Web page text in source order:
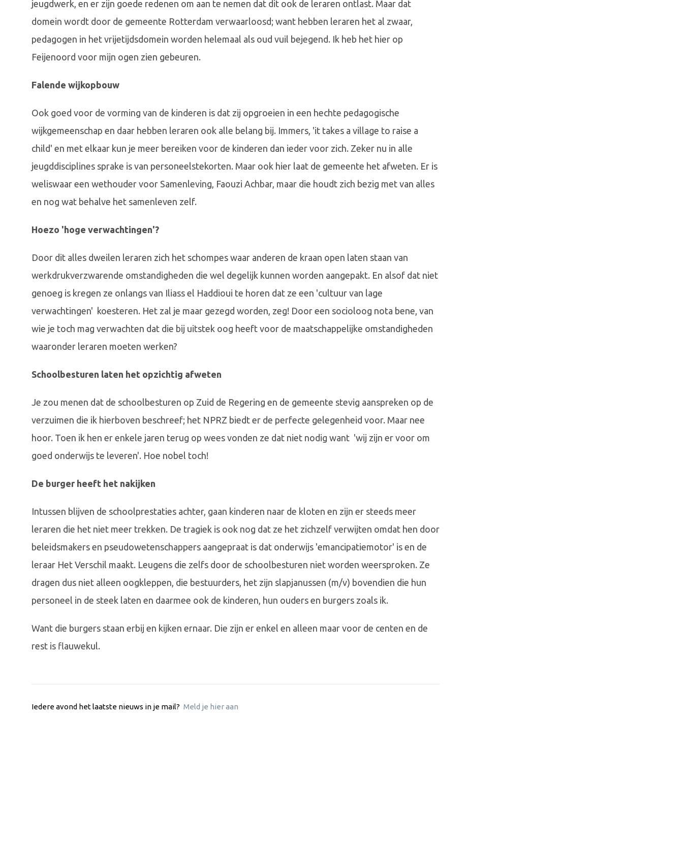
jeugdwerk, en er zijn goede redenen om aan te nemen dat dit ook de leraren ontlast. Maar dat
domein wordt door de gemeente Rotterdam verwaarloosd; want hebben leraren het al zwaar,
pedagogen in het vrijetijdsdomein worden helemaal als oud vuil bejegend. Ik heb het hier op
Feijenoord voor mijn ogen zien gebeuren.
Falende wijkopbouw
Ook goed voor de vorming van de kinderen is dat zij opgroeien in een hechte pedagogische
wijkgemeenschap en daar hebben leraren ook alle belang bij. Immers, 'it takes a village to raise a
child' en met elkaar kun je meer bereiken voor de kinderen dan ieder voor zich. Zeker nu in alle
jeugddisciplines sprake is van personeelstekorten. Maar ook hier laat de gemeente het afweten. Er is
weliswaar een wethouder voor Samenleving, Faouzi Achbar, maar die houdt zich bezig met van alles
en nog wat behalve het samenleven zelf.
Hoezo 'hoge verwachtingen'?
Door dit alles dweilen leraren zich het schompes waar anderen de kraan open laten staan van
werkdrukverzwarende omstandigheden die wel degelijk kunnen worden aangepakt. En alsof dat niet
genoeg is kregen ze onlangs van Iliass el Haddioui te horen dat ze een 'cultuur van lage
verwachtingen' koesteren. Het zal je maar gezegd worden, zeg! Door een socioloog nota bene, van
wie je toch mag verwachten dat die bij uitstek oog heeft voor de maatschappelijke omstandigheden
waaronder leraren moeten werken?
Schoolbesturen laten het opzichtig afweten
Je zou menen dat de schoolbesturen op Zuid de Regering en de gemeente stevig aanspreken op de
verzuimen die ik hierboven beschreef; het NPRZ biedt er de perfecte gelegenheid voor. Maar nee
hoor. Toen ik hen er enkele jaren terug op wees vonden ze dat niet nodig want 'wij zijn er voor om
goed onderwijs te leveren'. Hoe nobel toch!
De burger heeft het nakijken
Intussen blijven de schoolprestaties achter, gaan kinderen naar de kloten en zijn er steeds meer
leraren die het niet meer trekken. De tragiek is ook nog dat ze het zichzelf verwijten omdat hen door
beleidsmakers en pseudowetenschappers aangepraat is dat onderwijs 'emancipatiemotor' is en de
leraar Het Verschil maakt. Leugens die zelfs door de schoolbesturen niet worden weersproken. Ze
dragen dus niet alleen oogkleppen, die bestuurders, het zijn slapjanussen (m/v) bovendien die hun
personeel in de steek laten en daarmee ook de kinderen, hun ouders en burgers zoals ik.
Want die burgers staan erbij en kijken ernaar. Die zijn er enkel en alleen maar voor de centen en de
rest is flauwekul.
Iedere avond het laatste nieuws in je mail? Meld je hier aan